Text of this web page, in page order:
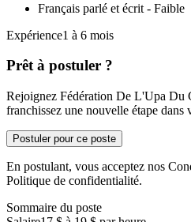
Français parlé et écrit - Faible
Expérience1 à 6 mois
Prêt à postuler ?
Rejoignez Fédération De L'Upa Du
franchissez une nouvelle étape dans
Postuler pour ce poste
En postulant, vous acceptez nos
Politique de confidentialité.
Sommaire du poste